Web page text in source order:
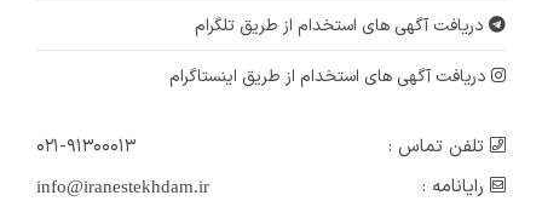
دریافت آگهی های استخدام از طریق تلگرام
دریافت آگهی های استخدام از طریق اینستاگرام
تلفن تماس :
۰۲۱-۹۱۳۰۰۰۱۳
رایانامه :
info@iranestekhdam.ir